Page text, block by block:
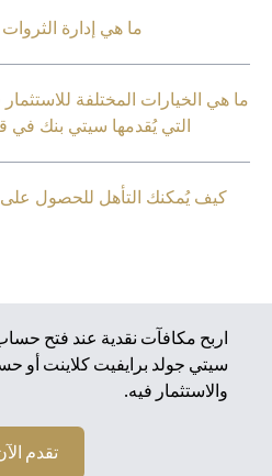
ما هي إدارة الثروات
هي الخيارات المختلفة للاستثمار في
التي يُقدمها سيتي بنك في قسم
كيف يُمكنك التأهل للحصول على
اربح مكافآت نقدية عند فتح حساب
سيتي جولد برايفيت كلاينت أو حساب
والاستثمار فيه.
تقدم الآن